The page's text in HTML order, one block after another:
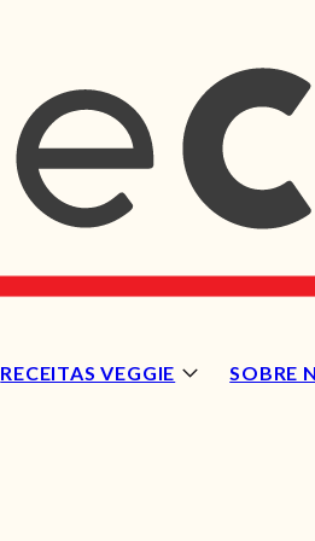
RECEITAS VEGGIE SOBRE